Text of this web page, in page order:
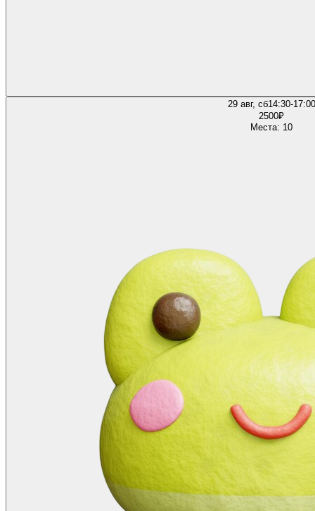
29 авг, сб14:30-17:00
2500₽
Места: 10